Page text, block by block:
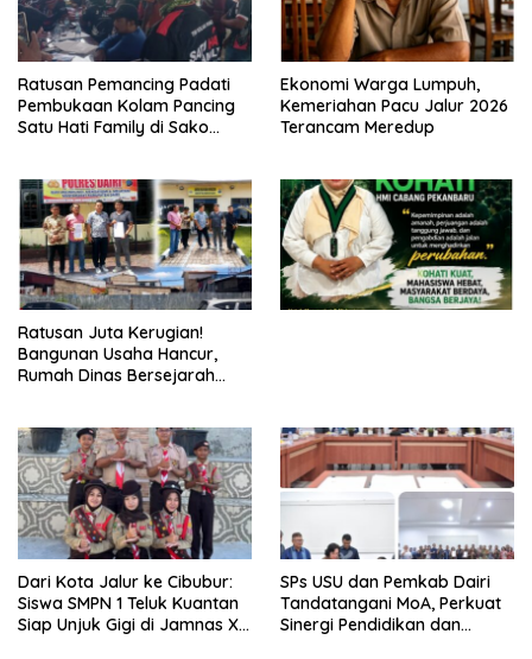
Ratusan Pemancing Padati
Pembukaan Kolam Pancing
Satu Hati Family di Sako
Ekonomi Warga Lumpuh,
Kemeriahan Pacu Jalur 2026
Terancam Meredup
Ratusan Juta Kerugian!
Bangunan Usaha Hancur,
Rumah Dinas Bersejarah
Dairi
Dari Kota Jalur ke Cibubur:
Siswa SMPN 1 Teluk Kuantan
Siap Unjuk Gigi di Jamnas XII
SPs USU dan Pemkab Dairi
Tandatangani MoA, Perkuat
Sinergi Pendidikan dan